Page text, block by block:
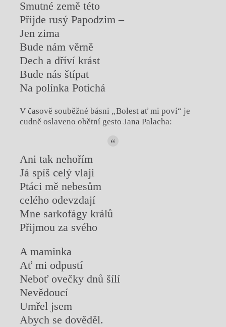
Smutné země této
Přijde rusý Papodzim –
Jen zima
Bude nám věrně
Dech a dříví krást
Bude nás štípat
Na polínka Potichá
V časově souběžné básni
Bolest ať mi poví“ je
cudně oslaveno obětní gesto Jana Palacha:
Ani tak nehořím
Já spíš celý vlaji
Ptáci mě nebesům
celého odevzdají
Mne sarkofágy králů
Přijmou za svého
A maminka
Ať mi odpustí
Neboť ovečky dnů šílí
Nevědoucí
Umřel jsem
Abych se dověděl.